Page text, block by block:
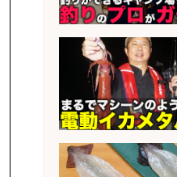
会社名
株式会社
大手釣り具メー
械設計/NX/44万
会社名
パーソル
ーズ株式